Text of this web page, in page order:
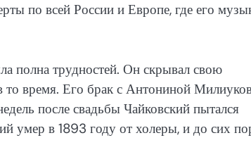
по всей России и Европе, где его
полна трудностей. Он скрывал свою
то время. Его брак с Антониной
после свадьбы Чайковский пытался
умер в 1893 году от холеры, и до сих